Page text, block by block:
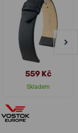
559 Kč
Skladem